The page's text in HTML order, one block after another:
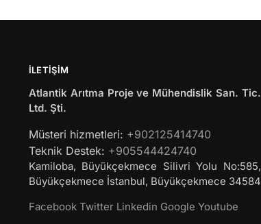
İLETIŞIM
Atlantik Arıtma Proje ve Mühendislik San. Tic.
Ltd. Şti.
Müsteri hizmetleri: +902125414740
Teknik Destek: +905544424740
Kamiloba, Büyükçekmece Silivri Yolu No:585,
Büyükçekmece İstanbul, Büyükçekmece 34584
Facebook Twitter Linkedin Google Youtube